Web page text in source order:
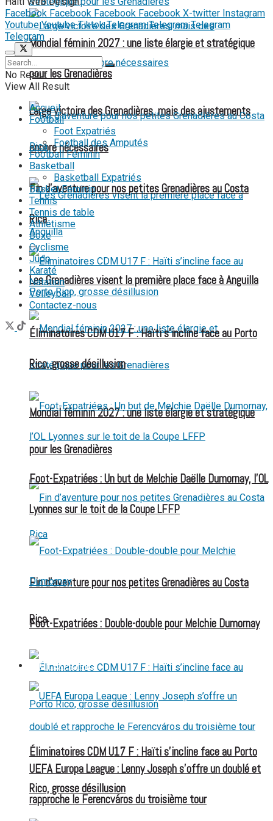
Large victoire des Grenadières, mais des ajustements
encore nécessaires
Les Grenadières visent la première place face à Anguilla
Mondial féminin 2027 : une liste élargie et stratégique
pour les Grenadières
Fin d’aventure pour nos petites Grenadières au Costa
Rica
Éliminatoires CDM U17 F : Haïti s’incline face au Porto
Rico, grosse désillusion
Mondial féminin 2027 : une liste élargie et stratégique
pour les Grenadières
Fin d’aventure pour nos petites Grenadières au Costa
Rica
Éliminatoires CDM U17 F : Haïti s’incline face au Porto
Rico, grosse désillusion
Foot-Expatriées : Un but de Melchie Daëlle Dumornay, l’OL
Lyonnes sur le toit de la Coupe LFFP
Foot-Expatriées : Double-double pour Melchie Dumornay
FOOT EXPATRIÉS
UEFA Europa League : Lenny Joseph s’offre un doublé et
rapproche le Ferencváros du troisième tour
Facebook Facebook Facebook Facebook X-twitter Instagram
Youtube Youtube Tiktok Telegram Telegram Telegram
Telegram
No Result
View All Result
Accueil
Football
Foot Expatriés
Football des Amputés
Football Féminin
Basketball
Basketball Expatriés
Basket Féminin
Tennis
Tennis de table
Athlétisme
Boxe
Cyclisme
Judo
Karaté
Natation
Volleyball
Contactez-nous